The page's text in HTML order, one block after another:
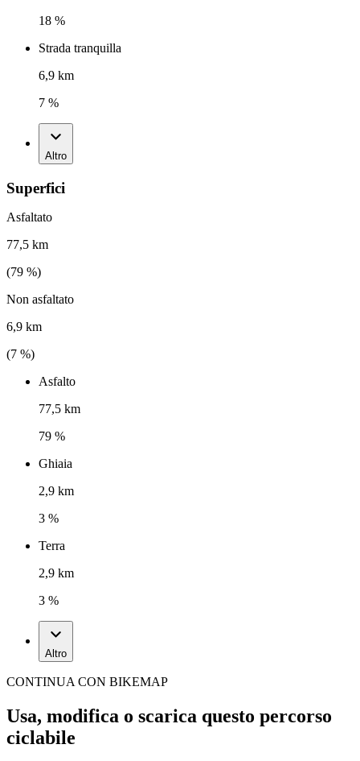
18 %
Strada tranquilla
6,9 km
7 %
Altro
Superfici
Asfaltato
77,5 km
(79 %)
Non asfaltato
6,9 km
(7 %)
Asfalto
77,5 km
79 %
Ghiaia
2,9 km
3 %
Terra
2,9 km
3 %
Altro
CONTINUA CON BIKEMAP
Usa, modifica o scarica questo percorso
ciclabile